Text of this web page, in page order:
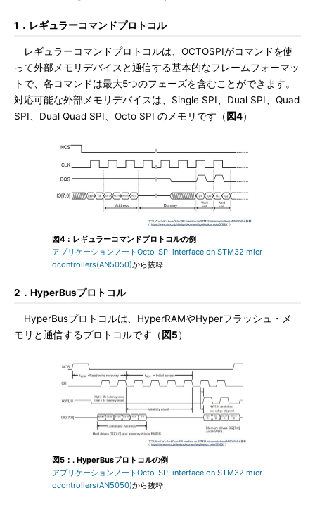
1．レギュラーコマンドプロトコル
レギュラーコマンドプロトコルは、OCTOSPIがコマンドを使
って外部メモリデバイスと通信する基本的なフレームフォーマッ
トで、各コマンドは最大5つのフェーズを含むことができます。
対応可能な外部メモリデバイスは、Single SPI、Dual SPI、Quad
SPI、Dual Quad SPI、Octo SPI のメモリです（ 図4）
図4：レギュラーコマンドプロトコルの例
アプリケーションノートOcto-SPI interface on STM32 micr
ocontrollers(AN5050)から抜粋
2．HyperBusプロトコル
HyperBusプロトコルは、HyperRAMやHyperフラッシュ・メ
モリと通信するプロトコルです（ 図5）
図5：. HyperBusプロトコルの例
アプリケーションノートOcto-SPI interface on STM32 micr
ocontrollers(AN5050)から抜粋